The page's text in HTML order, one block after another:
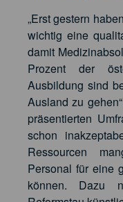
„Erst gestern
wichtig eine
damit
Prozent der
Ausbildung sind
Ausland zu
präsentierten
schon
Ressourcen
Personal für eine
können. Dazu